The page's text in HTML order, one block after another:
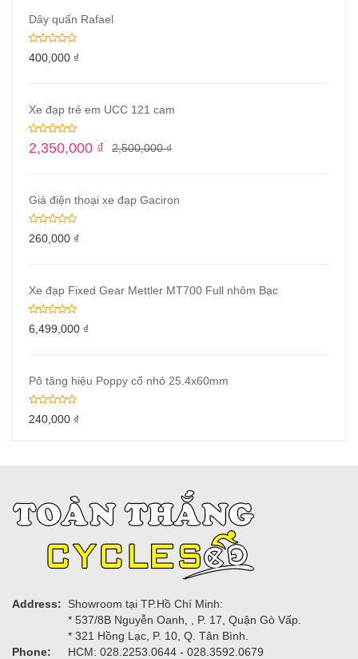
Dây quấn Rafael
400,000 ₫
Xe đạp trẻ em UCC 121 cam
2,500,000₫
2,350,000 ₫
Giá điện thoại xe đạp Gaciron
260,000 ₫
Xe đạp Fixed Gear Mettler MT700 Full nhôm Bạc
6,499,000 ₫
Pô tăng hiệu Poppy cổ nhỏ 25.4x60mm
240,000 ₫
Address:
Showroom tại TP.Hồ Chí Minh:
* 537/8B Nguyễn Oanh, , P. 17, Quận Gò Vấp.
* 321 Hồng Lạc, P. 10, Q. Tân Bình.
Phone:
HCM: 028.2253.0644 - 028.3592.0679